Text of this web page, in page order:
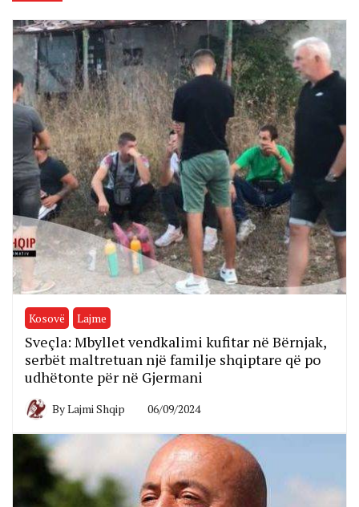
Kosovë Lajme
Sveçla: Mbyllet vendkalimi kufitar në Bërnjak,
serbët maltretuan një familje shqiptare që po
udhëtonte për në Gjermani
ByLajmi Shqip 06/09/2024